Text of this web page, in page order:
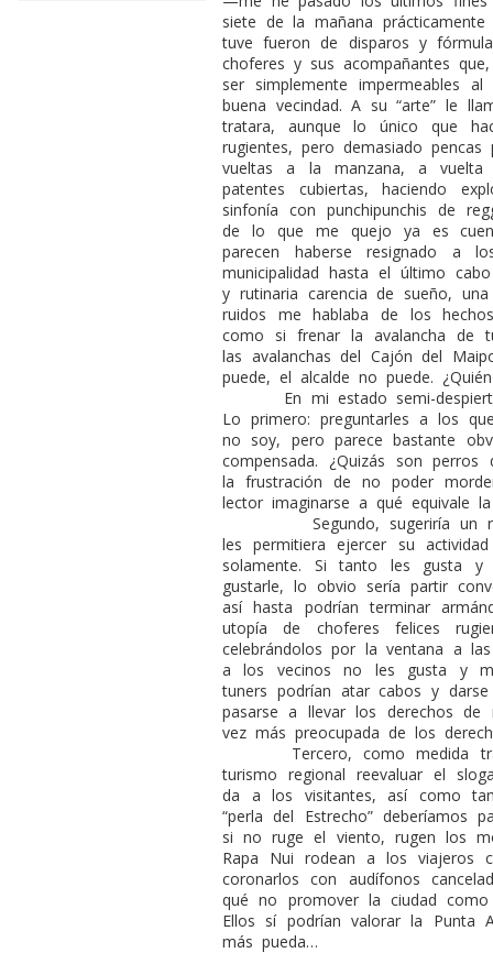
siete de la mañana
tuve fueron de disparos y
choferes y sus acompañantes
ser simplemente impermeables
buena vecindad. A su “arte” le
tratara, aunque lo único que
rugientes, pero demasiado
vueltas a la manzana, a
patentes cubiertas, haciendo
sinfonía con punchipunchis de
de lo que me quejo ya es
parecen haberse resignado a
municipalidad hasta el último
y rutinaria carencia de sueño,
ruidos me hablaba de los
como si frenar la avalancha de
las avalanchas del Cajón del
puede, el alcalde no puede.
En mi estado semi-
Lo primero: preguntarles a los
no soy, pero parece bastante
compensada. ¿Quizás son
la frustración de no poder
lector imaginarse a qué equivale
Segundo, sugeriría
les permitiera ejercer su
solamente. Si tanto les gusta
gustarle, lo obvio sería partir
así hasta podrían terminar
utopía de choferes felices
celebrándolos por la ventana a
a los vecinos no les gusta y
tuners podrían atar cabos y
pasarse a llevar los derechos
vez más preocupada de los
Tercero, como medida
turismo regional reevaluar el
da a los visitantes, así como
“perla del Estrecho” deberíamos
si no ruge el viento, rugen los
Rapa Nui rodean a los viajeros
coronarlos con audífonos
qué no promover la ciudad
Ellos sí podrían valorar la Punta
más pueda…